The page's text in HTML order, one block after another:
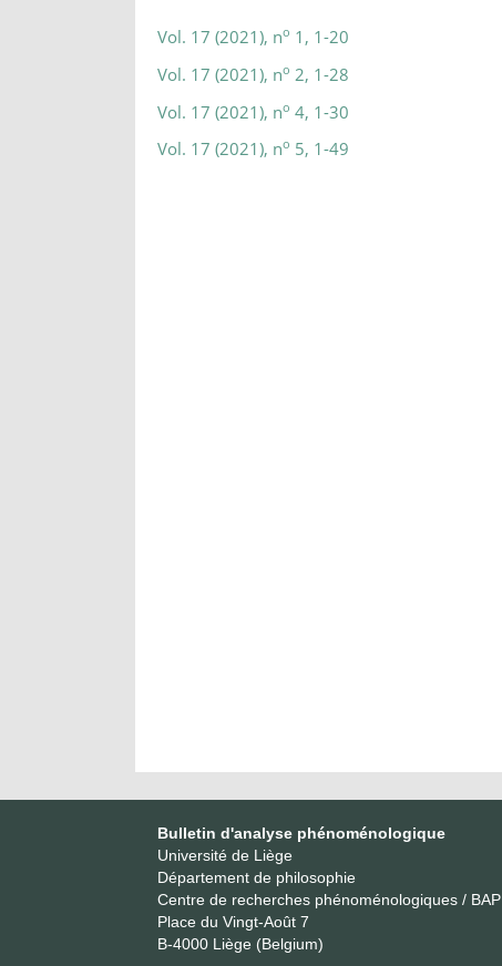
Vol. 17 (2021), no 1, 1-20
Vol. 17 (2021), no 2, 1-28
Vol. 17 (2021), no 4, 1-30
Vol. 17 (2021), no 5, 1-49
Bulletin d'analyse phénoménologique
Université de Liège
Département de philosophie
Centre de recherches phénoménologiques / BAP
Place du Vingt-Août 7
B-4000 Liège (Belgium)